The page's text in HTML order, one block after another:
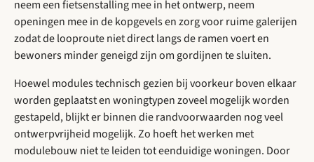
neem een fietsenstalling mee in het ontwerp, neem
openingen mee in de kopgevels en zorg voor ruime galerijen
zodat de looproute niet direct langs de ramen voert en
bewoners minder geneigd zijn om gordijnen te sluiten.
Hoewel modules technisch gezien bij voorkeur boven elkaar
worden geplaatst en woningtypen zoveel mogelijk worden
gestapeld, blijkt er binnen die randvoorwaarden nog veel
ontwerpvrijheid mogelijk. Zo hoeft het werken met
modulebouw niet te leiden tot eenduidige woningen. Door